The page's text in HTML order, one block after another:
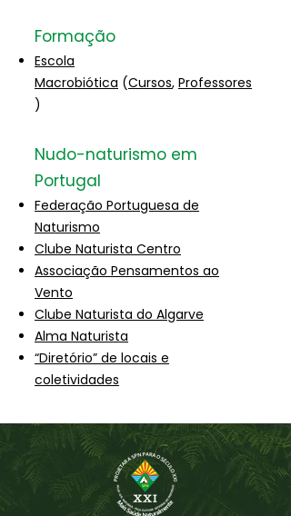
Formação
Escola
Macrobiótica (Cursos, Professores
)
Nudo-naturismo em
Portugal
Federação Portuguesa de
Naturismo
Clube Naturista Centro
Associação Pensamentos ao
Vento
Clube Naturista do Algarve
Alma Naturista
“Diretório” de locais e
coletividades